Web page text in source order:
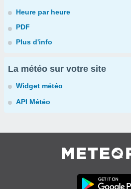
Heure par heure
PDF
Plus d'info
La météo sur votre site
Widget météo
API Météo